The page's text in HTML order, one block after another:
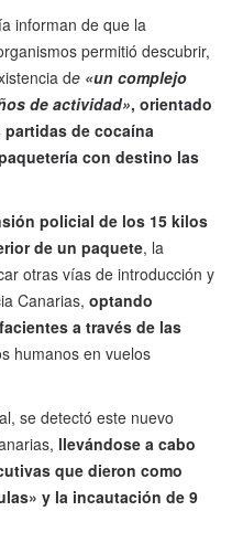
informan de que la
permitió descubrir,
de «un complejo
de actividad», orientado
de cocaína
con destino las
policial de los 15 kilos
de un paquete, la
otras vías de introducción y
Canarias, optando
a través de las
humanos en vuelos
se detectó este nuevo
llevándose a cabo
que dieron como
y la incautación de 9